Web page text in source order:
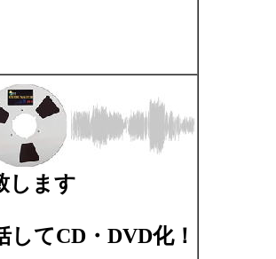
します
てCD・DVD化！